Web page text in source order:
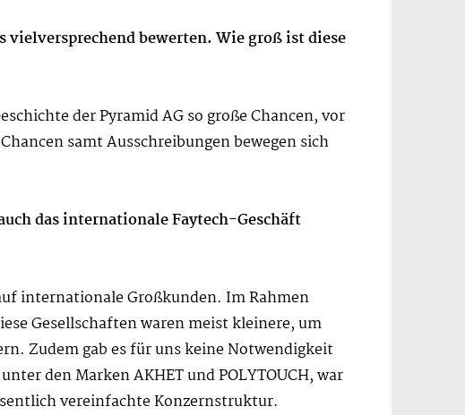
bewerten. Wie groß ist diese
der Pyramid AG so große Chancen, vor
samt Ausschreibungen bewegen sich
das internationale Faytech-Geschäft
internationale Großkunden. Im Rahmen
Gesellschaften waren meist kleinere, um
Zudem gab es für uns keine Notwendigkeit
den Marken AKHET und POLYTOUCH, war
vereinfachte Konzernstruktur.